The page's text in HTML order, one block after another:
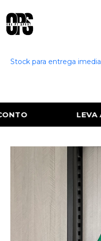
Stock para entrega
COM 50% DE